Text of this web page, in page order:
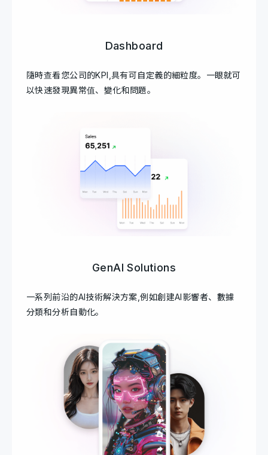
Dashboard
隨時查看您公司的KPI,具有可自定義的細粒度。一眼就可
以快速發現異常值、變化和問題。
GenAI Solutions
一系列前沿的AI技術解決方案,例如創建AI影響者、數據
分類和分析自動化。